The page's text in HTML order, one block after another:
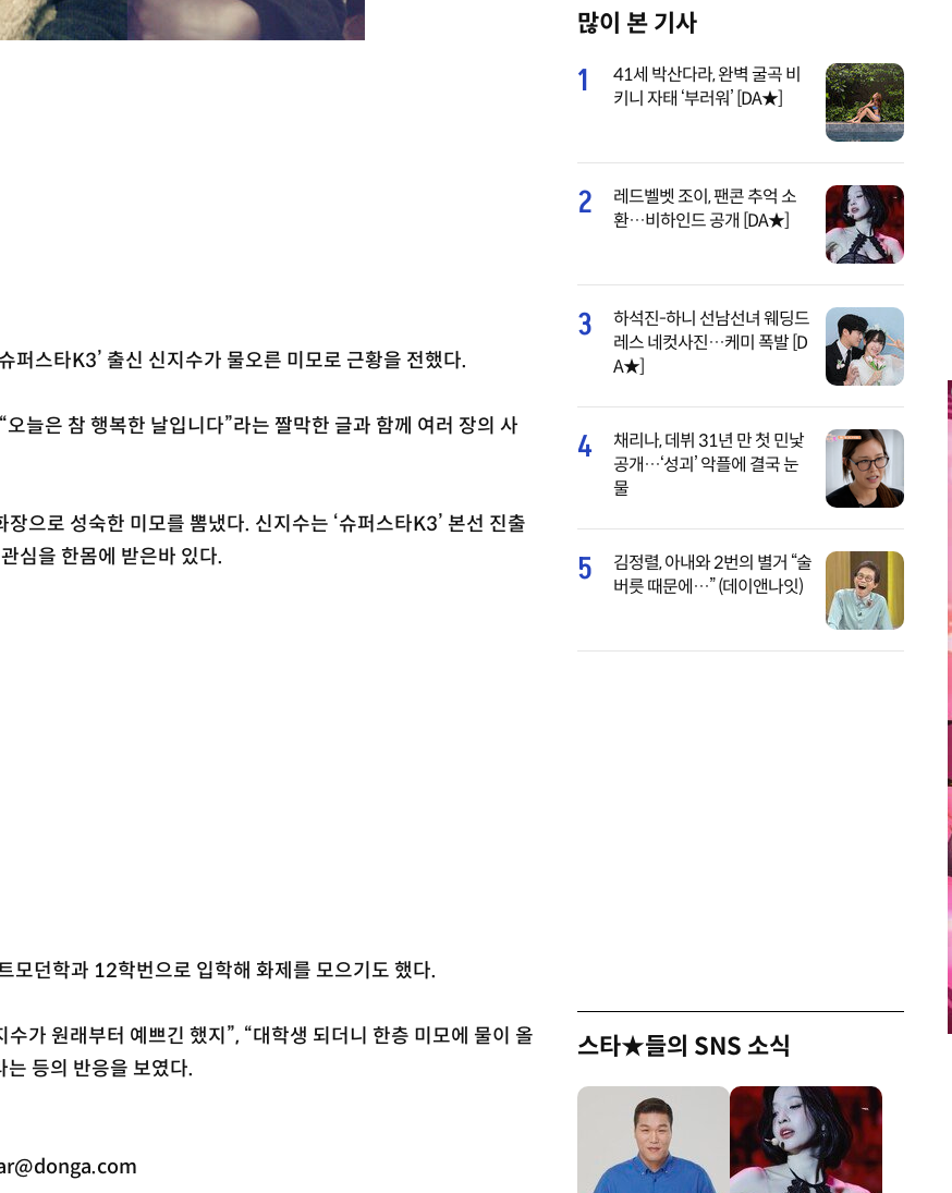
퍼스타K3’ 출신 신지수가 물오른 미모로 근황을 전했다.
늘은 참 행복한 날입니다”라는 짤막한 글과 함께 여러 장의 사
으로 성숙한 미모를 뽐냈다. 신지수는 ‘슈퍼스타K3’ 본선 진출
심을 한몸에 받은바 있다.
모던학과 12학번으로 입학해 화제를 모으기도 했다.
가 원래부터 예쁘긴 했지”, “대학생 되더니 한층 미모에 물이 올
는 등의 반응을 보였다.
y
많이 본 기사
1
41세 박산다라, 완벽 굴곡 비
키니 자태 ‘부러워’ [DA★]
2
레드벨벳 조이, 팬콘 추억 소
환…비하인드 공개 [DA★]
3
하석진-하니 선남선녀 웨딩드
레스 네컷사진…케미 폭발 [D
A★]
4
채리나, 데뷔 31년 만 첫 민낯
공개…‘성괴’ 악플에 결국 눈
물
5
김정렬, 아내와 2번의 별거 “술
버릇 때문에…” (데이앤나잇)
스타★들의 SNS 소식